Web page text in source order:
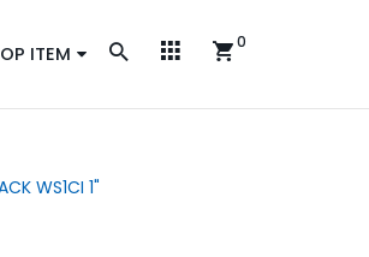
0
ITEM
WS1CI 1"